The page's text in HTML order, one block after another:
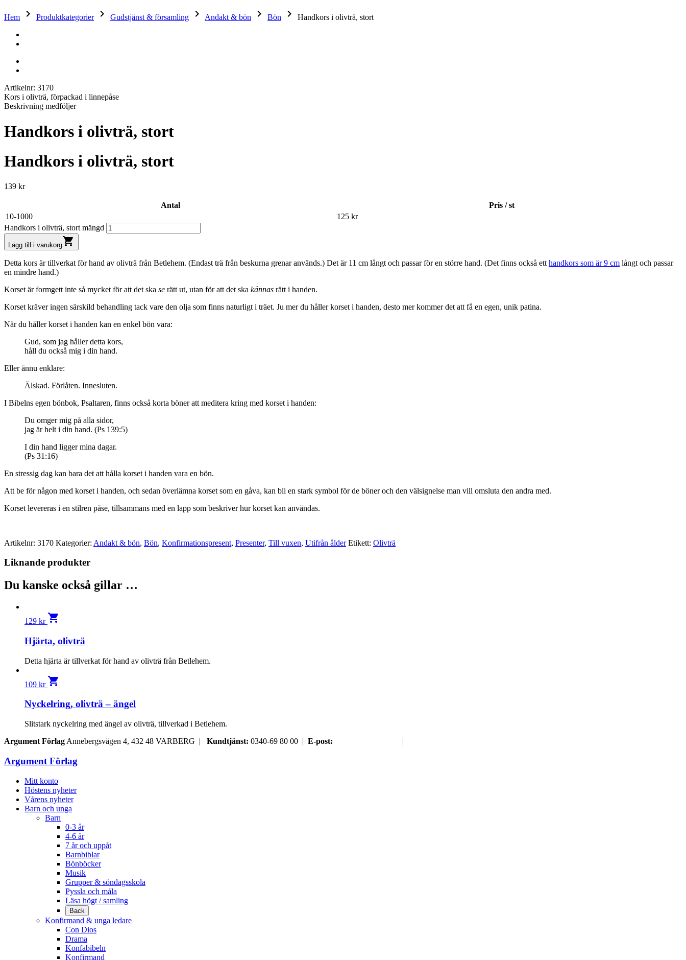
Hem keyboard_arrow_right Produktkategorier keyboard_arrow_right Gudstjänst & församling keyboard_arrow_right Andakt & bön keyboard_arrow_right Bön keyboard_arrow_right Handkors i olivträ, stort
Artikelnr: 3170
Kors i olivträ, förpackad i linnepåse
Beskrivning medföljer
Handkors i olivträ, stort
Handkors i olivträ, stort
139 kr
Antal
Pris / st
10-1000
125 kr
Handkors i olivträ, stort mängd
Lägg till i varukorgshopping_cart
Detta kors är tillverkat för hand av olivträ från Betlehem. (Endast trä från beskurna grenar används.) Det är 11 cm långt och passar för en större hand. (Det finns också ett handkors som är 9 cm långt och passar
en mindre hand.)
Korset är formgett inte så mycket för att det ska se rätt ut, utan för att det ska kännas rätt i handen.
Korset kräver ingen särskild behandling tack vare den olja som finns naturligt i träet. Ju mer du håller korset i handen, desto mer kommer det att få en egen, unik patina.
När du håller korset i handen kan en enkel bön vara:
Gud, som jag håller detta kors,
håll du också mig i din hand.
Eller ännu enklare:
Älskad. Förlåten. Innesluten.
I Bibelns egen bönbok, Psaltaren, finns också korta böner att meditera kring med korset i handen:
Du omger mig på alla sidor,
jag är helt i din hand. (Ps 139:5)
I din hand ligger mina dagar.
(Ps 31:16)
En stressig dag kan bara det att hålla korset i handen vara en bön.
Att be för någon med korset i handen, och sedan överlämna korset som en gåva, kan bli en stark symbol för de böner och den välsignelse man vill omsluta den andra med.
Korset levereras i en stilren påse, tillsammans med en lapp som beskriver hur korset kan användas.
Artikelnr: 3170 Kategorier: Andakt & bön, Bön, Konfirmationspresent, Presenter, Till vuxen, Utifrån ålder Etikett: Olivträ
Liknande produkter
Du kanske också gillar …
129 kr shopping_cart
Hjärta, olivträ
Detta hjärta är tillverkat för hand av olivträ från Betlehem.
109 kr shopping_cart
Nyckelring, olivträ – ängel
Slitstark nyckelring med ängel av olivträ, tillverkad i Betlehem.
Argument Förlag Annebergsvägen 4, 432 48 VARBERG | Kundtjänst: 0340-69 80 00 | E-post: |
Argument Förlag
Mitt konto
Höstens nyheter
Vårens nyheter
Barn och unga
Barn
0-3 år
4-6 år
7 år och uppåt
Barnbiblar
Bönböcker
Musik
Grupper & söndagsskola
Pyssla och måla
Läsa högt / samling
Back
Konfirmand & unga ledare
Con Dios
Drama
Konfabibeln
Konfirmand